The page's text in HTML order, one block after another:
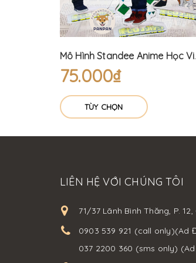
Mô Hình Standee Anime
75.000₫
TÙY CHỌN
LIÊN HỆ VỚI CHÚNG TÔI
71/37 Lãnh Bình Thăng, P. 12,
0903 539 921 (call only)(Ad
037 2200 360 (sms only)